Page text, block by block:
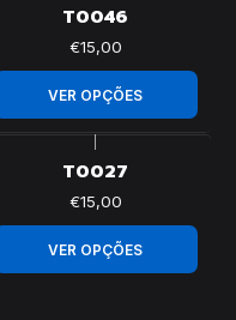
T0046
€15,00
VER OPÇÕES
T0027
€15,00
VER OPÇÕES